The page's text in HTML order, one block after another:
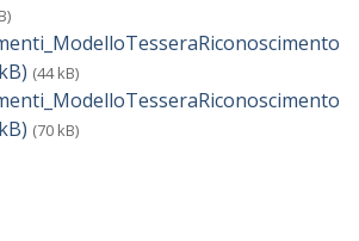
(44 kB)
(70 kB)